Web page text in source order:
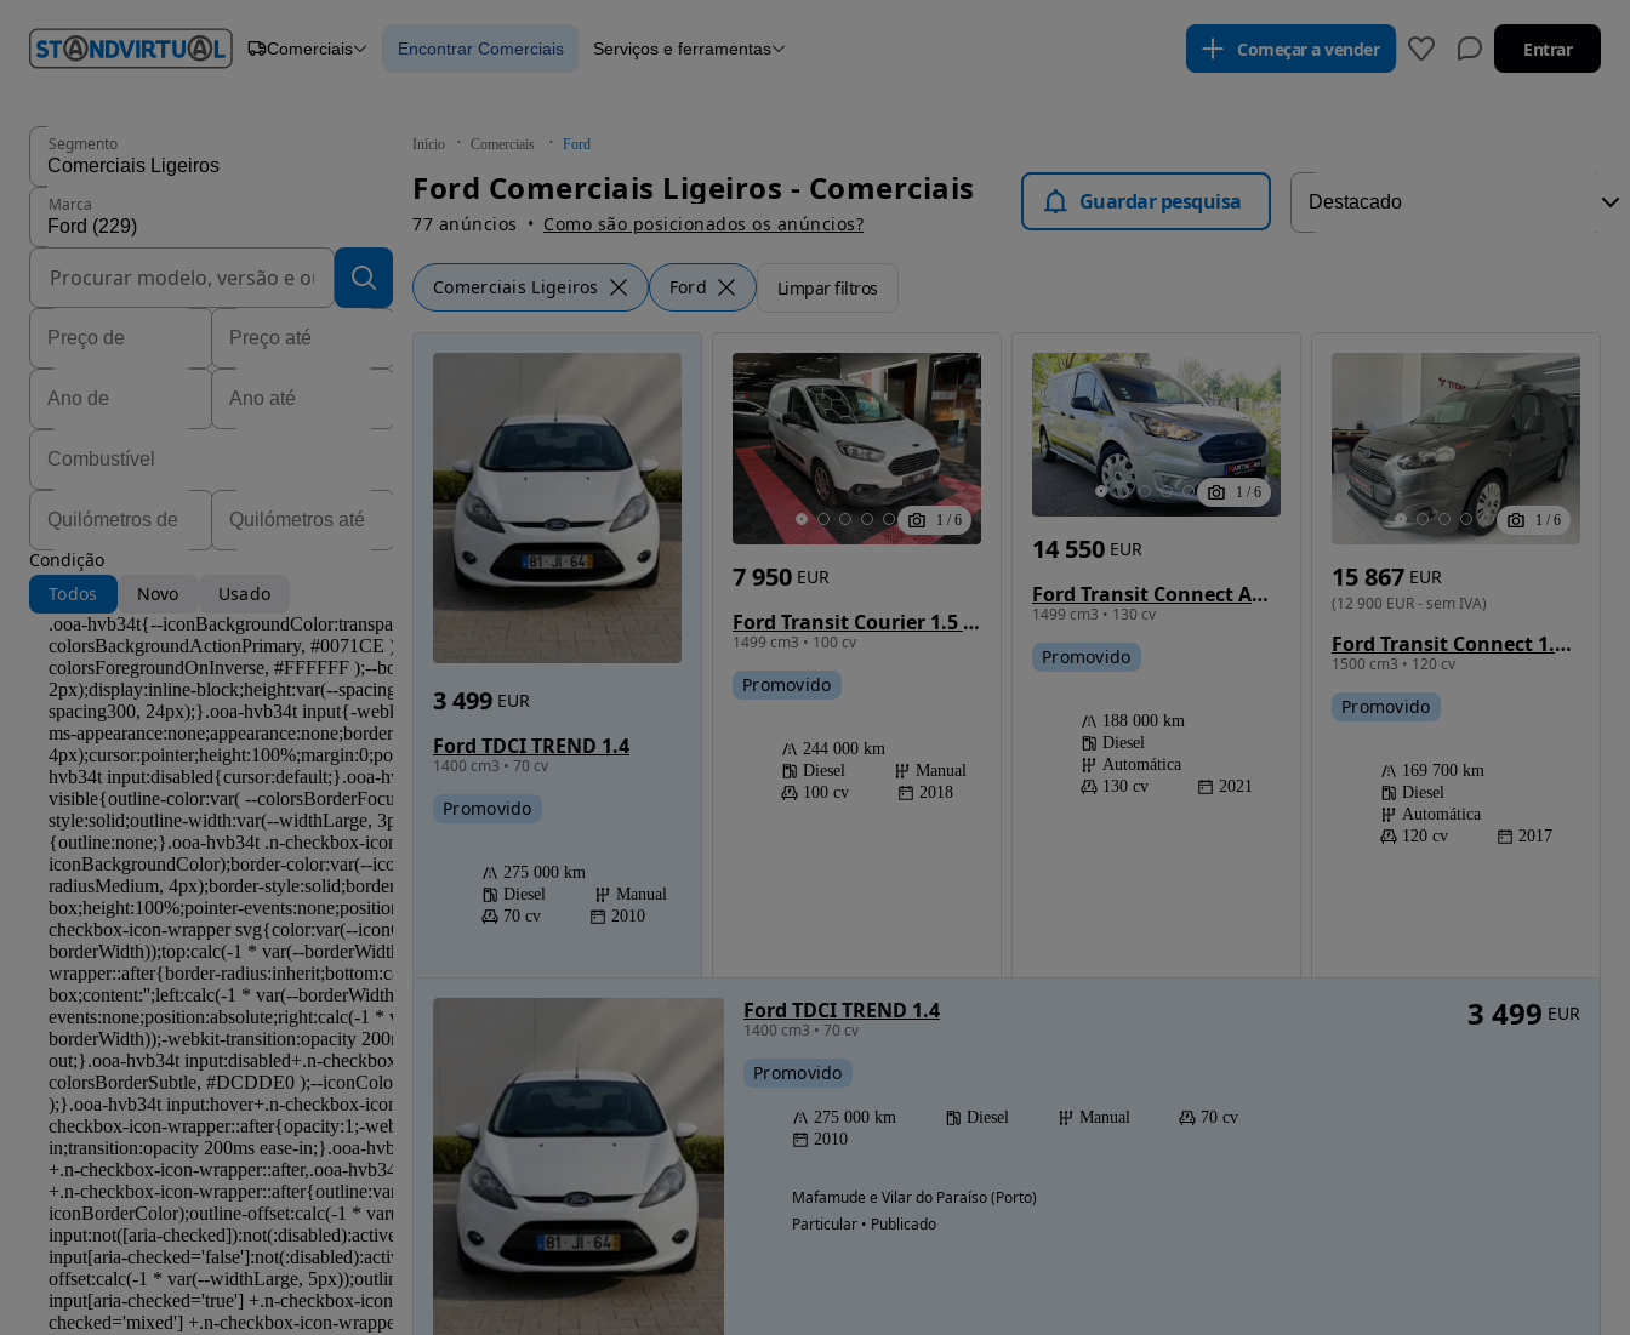
em
Carros Carros
Comerciais Encontrar Comerciais Serviços e ferramentas Começar a vender Entrar
Início Comerciais Ford
Ford Comerciais Ligeiros - Comerciais
77 anúncios Como são posicionados os anúncios?
Guardar pesquisa
Comerciais Ligeiros Ford Limpar filtros
Segmento
Marca
Condição
Todos
Novo Usado
Ford TDCI TREND 1.4
1400 cm3 • 70 cv
3 499 EUR
Promovido
275 000 km
Diesel
Manual
70 cv
2010
1 / 6
Ford Transit Courier 1.5 TDCi Ambiente
1499 cm3 • 100 cv
7 950 EUR
Promovido
244 000 km
Diesel
Manual
100 cv
2018
1 / 6
Ford Transit Connect Automática 3Lugares
1499 cm3 • 130 cv
14 550 EUR
Promovido
188 000 km
Diesel
Automática
130 cv
2021
1 / 6
Ford Transit Connect 1.5 TDCi L1 Caixa-Automatica
1500 cm3 • 120 cv
15 867 EUR
(12 900 EUR-sem IVA)
Promovido
169 700 km
Diesel
Automática
120 cv
2017
Ford TDCI TREND 1.4
1400 cm3 • 70 cv
Promovido
275 000 km Diesel Manual
70 cv
2010
Mafamude e Vilar do Paraíso (Porto)
Particular • Publicado
3 499 EUR